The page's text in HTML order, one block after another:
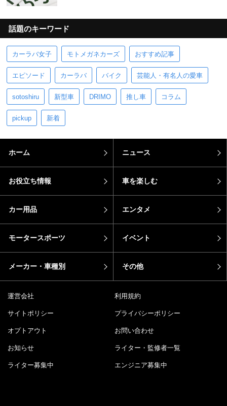
話題のキーワード
カーラバ女子 モトメガネカーズ おすすめ記事
エピソード カーラバ バイク 芸能人・有名人の愛車
sotoshiru 新型車 DRIMO 推し車 コラム
pickup 新着
ホーム ニュース
お役立ち情報 車を楽しむ
カー用品 エンタメ
モータースポーツ イベント
メーカー・車種別 その他
運営会社 利用規約
サイトポリシー プライバシーポリシー
オプトアウト お問い合わせ
お知らせ ライター・監修者一覧
ライター募集中 エンジニア募集中